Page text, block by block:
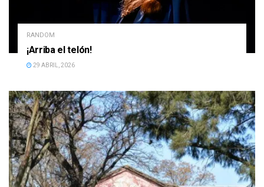
RANDOM
¡Arriba el telón!
29 ABRIL, 2026